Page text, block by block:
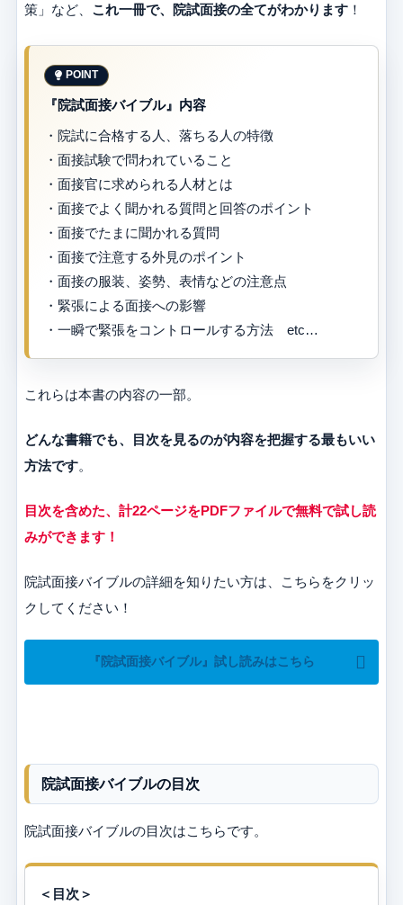
策」など、 これ一冊で、院試面接の全てがわかります ！
『院試面接バイブル』内容
・院試に合格する人、落ちる人の特徴
・面接試験で問われていること
・面接官に求められる人材とは
・面接でよく聞かれる質問と回答のポイント
・面接でたまに聞かれる質問
・面接で注意する外見のポイント
・面接の服装、姿勢、表情などの注意点
・緊張による面接への影響
・一瞬で緊張をコントロールする方法 etc…
これらは本書の内容の一部。
どんな書籍でも、目次を見るのが内容を把握する最もいい
方法です。
目次を含めた、計22ページをPDFファイルで無料で試し読
みができます！
院試面接バイブルの詳細を知りたい方は、こちらをクリッ
クしてください！
『院試面接バイブル』試し読みはこちら
院試面接バイブルの目次
院試面接バイブルの目次はこちらです。
＜目次＞